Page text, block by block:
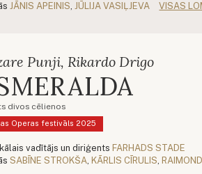
JĀNIS APEINIS,JŪLIJA VASIĻJEVA VISAS
Punji, Rikardo Drigo
divos cēlienos
Operas festivāls 2025
vadītājs un diriģents FARHADS STADE
SABĪNE STROKŠA, KĀRLIS CĪRULIS,